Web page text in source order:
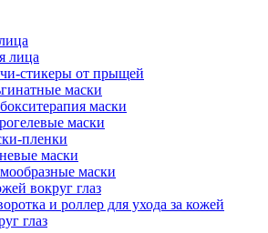
лица
стикеры от прыщей
маски
маски
маски
пленки
маски
маски
вокруг глаз
и роллер для ухода за кожей
глаз